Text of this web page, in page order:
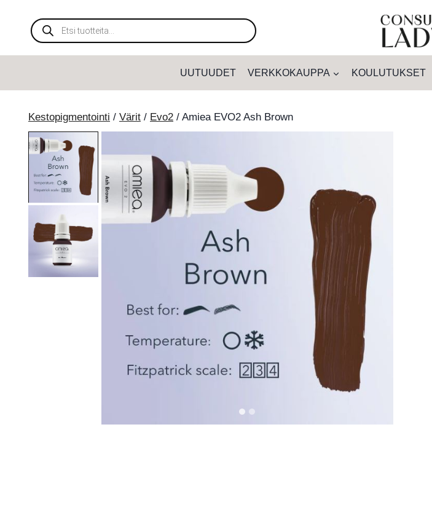
sisältöönProducts
search
UUTUUDET VERKKOKAUPPA KOULUTUKSET
Kestopigmentointi / Värit / Evo2 / Amiea EVO2 Ash Brown